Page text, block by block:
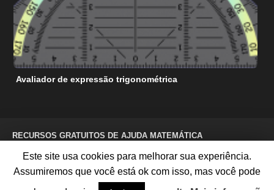
Avaliador de expressão trigonométrica
RECURSOS GRATUITOS DE AJUDA MATEMÁTICA
SOBRE NÓS
CONTATE-NOS
ANUNCIE CONOSCO
MAPA DO SITE
2026 Todos os direitos reservados
Este site usa cookies para melhorar sua experiência.
Assumiremos que você está ok com isso, mas você pode